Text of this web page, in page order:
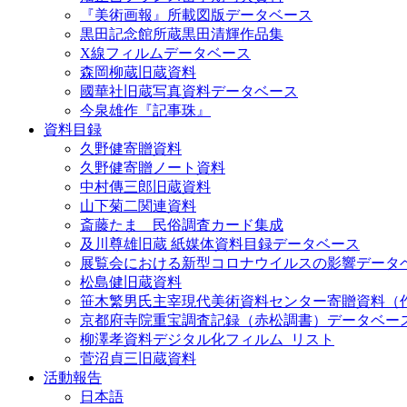
『美術画報』所載図版データベース
黒田記念館所蔵黒田清輝作品集
X線フィルムデータベース
森岡柳蔵旧蔵資料
國華社旧蔵写真資料データベース
今泉雄作『記事珠』
資料目録
久野健寄贈資料
久野健寄贈ノート資料
中村傳三郎旧蔵資料
山下菊二関連資料
斎藤たま 民俗調査カード集成
及川尊雄旧蔵 紙媒体資料目録データベース
展覧会における新型コロナウイルスの影響データ
松島健旧蔵資料
笹木繁男氏主宰現代美術資料センター寄贈資料（
京都府寺院重宝調査記録（赤松調書）データベー
柳澤孝資料デジタル化フィルム_リスト
菅沼貞三旧蔵資料
活動報告
日本語